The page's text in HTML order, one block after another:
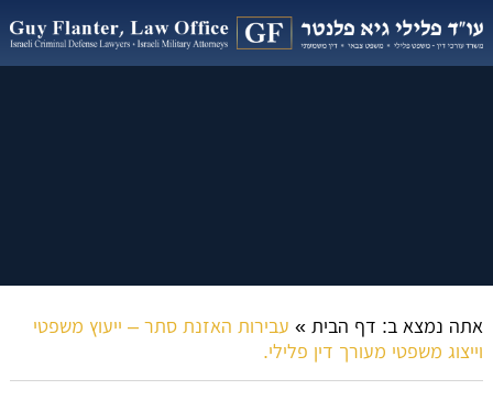
אתה נמצא ב: דף הבית » עבירות האזנת סתר – ייעוץ משפטי
וייצוג משפטי מעורך דין פלילי.